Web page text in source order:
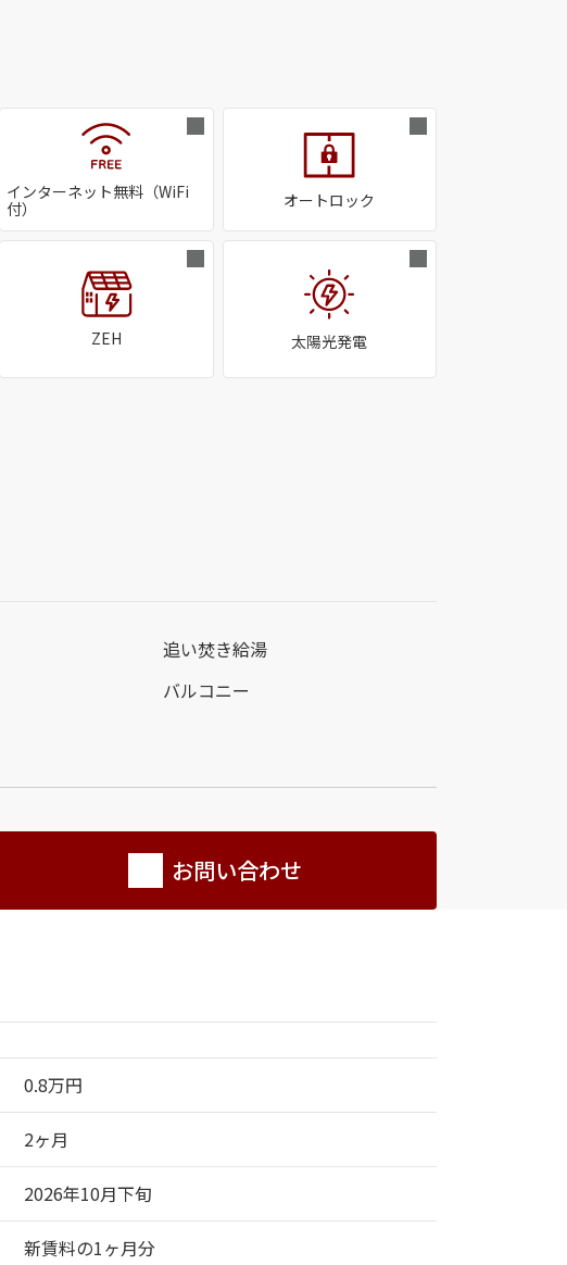
インターネット無料（WiFi
付）
オートロック
ZEH 太陽光発電
追い焚き給湯
バルコニー
お問い合わせ
0.8万円
2ヶ月
2026年10月下旬
新賃料の1ヶ月分